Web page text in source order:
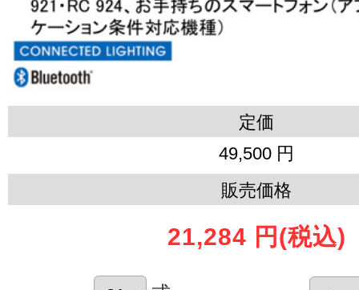
定価
49,500 円
販売価格
21,284 円 (税込)